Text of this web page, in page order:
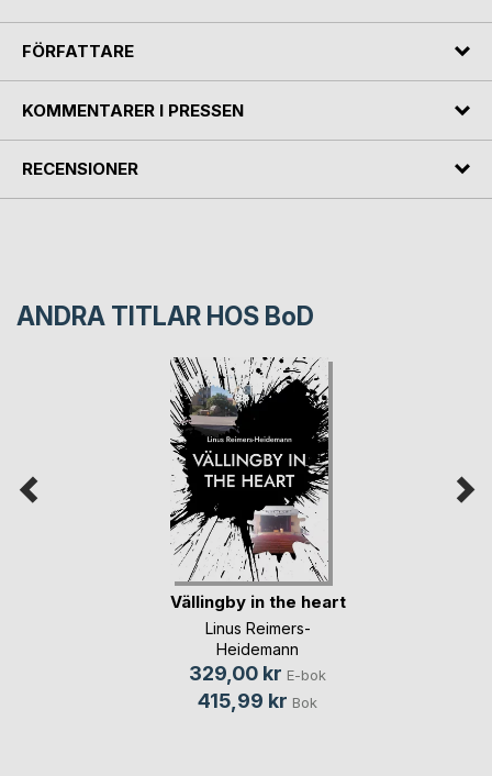
FÖRFATTARE
KOMMENTARER I PRESSEN
RECENSIONER
ANDRA TITLAR HOS BoD
Vällingby in the heart
Linus Reimers-
Heidemann
329,00 kr E-bok
415,99 kr Bok